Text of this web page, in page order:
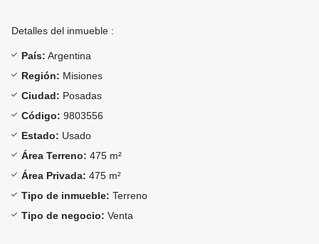
Detalles del inmueble :
País: Argentina
Región: Misiones
Ciudad: Posadas
Código: 9803556
Estado: Usado
Área Terreno: 475 m²
Área Privada: 475 m²
Tipo de inmueble: Terreno
Tipo de negocio: Venta